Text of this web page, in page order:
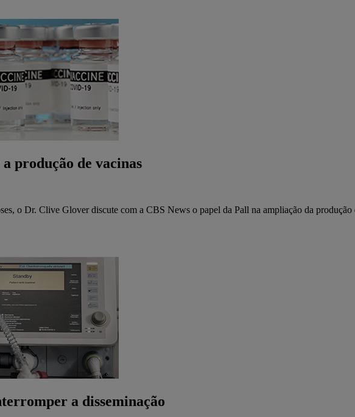
produção de vacinas
o Dr. Clive Glover discute com a CBS News o papel da Pall na ampliação da
a disseminação